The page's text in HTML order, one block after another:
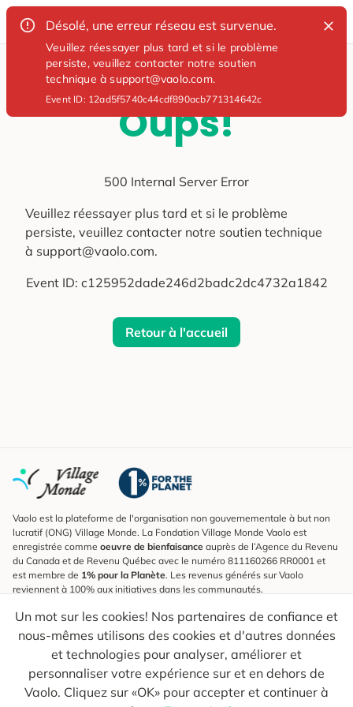
Désolé, une erreur réseau est survenue.
Veuillez réessayer plus tard et si le problème
persiste, veuillez contacter notre soutien
technique à support@vaolo.com.
Event ID: 12ad5f5740c44cdf890acb771314642c
Oups!
500 Internal Server Error
Veuillez réessayer plus tard et si le problème
persiste, veuillez contacter notre soutien technique
à support@vaolo.com.
Event ID: c125952dade246d2badc2dc4732a1842
Retour à l'accueil
Un mot sur les cookies! Nos partenaires de confiance et
nous-mêmes utilisons des cookies et d'autres données
et technologies pour analyser, améliorer et
personnaliser votre expérience sur et en dehors de
Vaolo. Cliquez sur «OK» pour accepter et continuer à
Vaolo est la plateforme de l'organisation non gouvernementale à but non
lucratif (ONG) Village Monde. La Fondation Village Monde Vaolo est
enregistrée comme oeuvre de bienfaisance auprès de l’Agence du Revenu
du Canada et de Revenu Québec avec le numéro 811160266 RR0001 et
est membre de 1% pour la Planète. Les revenus générés sur Vaolo
reviennent à 100% aux initiatives dans les communautés.
S'inscrire à l'infolettre
Pour connaître les nouveautés, suivre nos explorateurs et recevoir des
astuces pour des voyages plus conscients.
Ton courriel Envoyer